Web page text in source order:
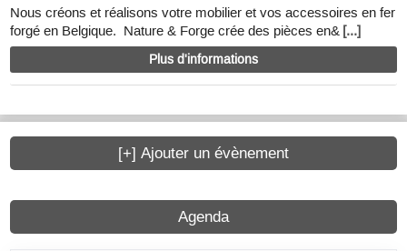
Nous créons et réalisons votre mobilier et vos accessoires en fer
forgé en Belgique. Nature & Forge crée des pièces en& [...]
Plus d'informations
Agenda
[+] Ajouter un évènement